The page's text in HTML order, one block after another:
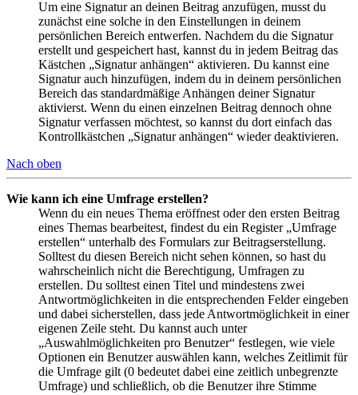
Um eine Signatur an deinen Beitrag anzufügen, musst du
zunächst eine solche in den Einstellungen in deinem
persönlichen Bereich entwerfen. Nachdem du die Signatur
erstellt und gespeichert hast, kannst du in jedem Beitrag das
Kästchen „Signatur anhängen“ aktivieren. Du kannst eine
Signatur auch hinzufügen, indem du in deinem persönlichen
Bereich das standardmäßige Anhängen deiner Signatur
aktivierst. Wenn du einen einzelnen Beitrag dennoch ohne
Signatur verfassen möchtest, so kannst du dort einfach das
Kontrollkästchen „Signatur anhängen“ wieder deaktivieren.
Nach oben
Wie kann ich eine Umfrage erstellen?
Wenn du ein neues Thema eröffnest oder den ersten Beitrag
eines Themas bearbeitest, findest du ein Register „Umfrage
erstellen“ unterhalb des Formulars zur Beitragserstellung.
Solltest du diesen Bereich nicht sehen können, so hast du
wahrscheinlich nicht die Berechtigung, Umfragen zu
erstellen. Du solltest einen Titel und mindestens zwei
Antwortmöglichkeiten in die entsprechenden Felder eingeben
und dabei sicherstellen, dass jede Antwortmöglichkeit in einer
eigenen Zeile steht. Du kannst auch unter
„Auswahlmöglichkeiten pro Benutzer“ festlegen, wie viele
Optionen ein Benutzer auswählen kann, welches Zeitlimit für
die Umfrage gilt (0 bedeutet dabei eine zeitlich unbegrenzte
Umfrage) und schließlich, ob die Benutzer ihre Stimme